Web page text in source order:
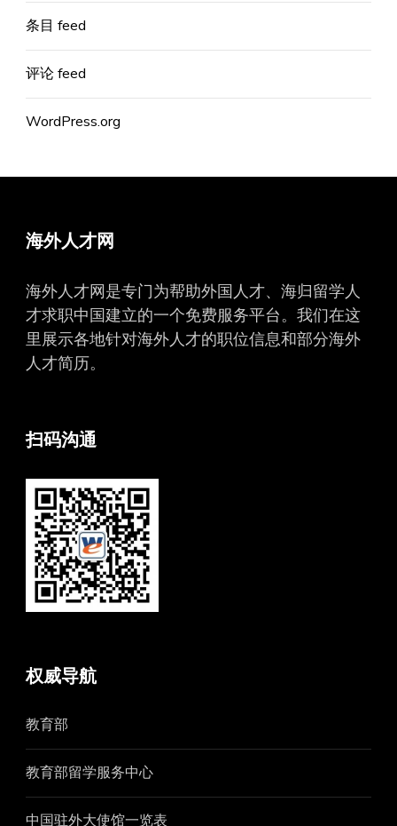
条目 feed
评论 feed
WordPress.org
海外人才网
海外人才网是专门为帮助外国人才、海归留学人
才求职中国建立的一个免费服务平台。我们在这
里展示各地针对海外人才的职位信息和部分海外
人才简历。
扫码沟通
权威导航
教育部
教育部留学服务中心
中国驻外大使馆一览表